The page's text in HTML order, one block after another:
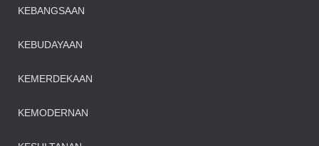
KEBANGSAAN
KEBUDAYAAN
KEMERDEKAAN
KEMODERNAN